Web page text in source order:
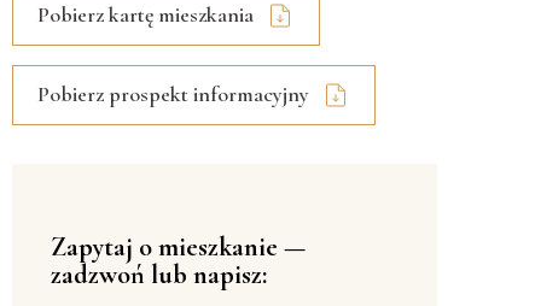
Pobierz kartę mieszkania
Pobierz prospekt informacyjny
Zapytaj o mieszkanie —
zadzwoń lub napisz: